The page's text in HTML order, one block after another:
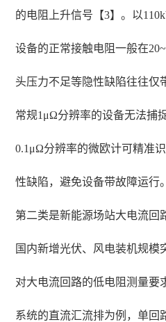
的电阻上升信号【3】。以
设备的正常接触电阻一般在
头压力不足等隐性缺陷往往仅
常规1μΩ分辨率的设备无法捕
0.1μΩ分辨率的微欧计可精准
性缺陷，避免设备带故障运行。
第二类是新能源场站大电流回
国内新增光伏、风电装机规模
对大电流回路的低电阻测量要
系统的直流汇流排为例，单回